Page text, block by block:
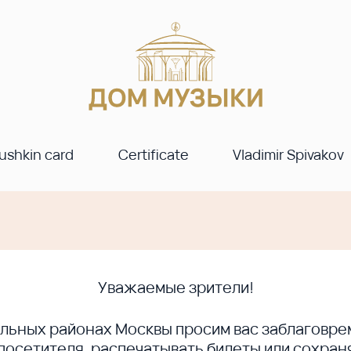
card Certificate Vladimir Spivakov
Уважаемые зрители!
районах Москвы просим вас